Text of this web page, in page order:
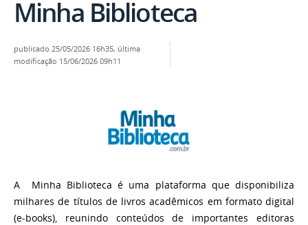
Minha Biblioteca
publicado 25/05/2026 16h35, última
modificação 15/06/2026 09h11
A Minha Biblioteca é uma plataforma que disponibiliza
milhares de títulos de livros acadêmicos em formato digital
(e-books), reunindo conteúdos de importantes editoras